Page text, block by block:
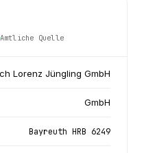
Amtliche Quelle
Lorenz Jüngling GmbH
GmbH
Bayreuth HRB 6249